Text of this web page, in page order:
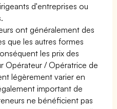
d'entreprises ou
ont généralement des
que les autres formes
les prix des
Opérateur / Opératrice de
légèrement varier en
important de
ne bénéficient pas